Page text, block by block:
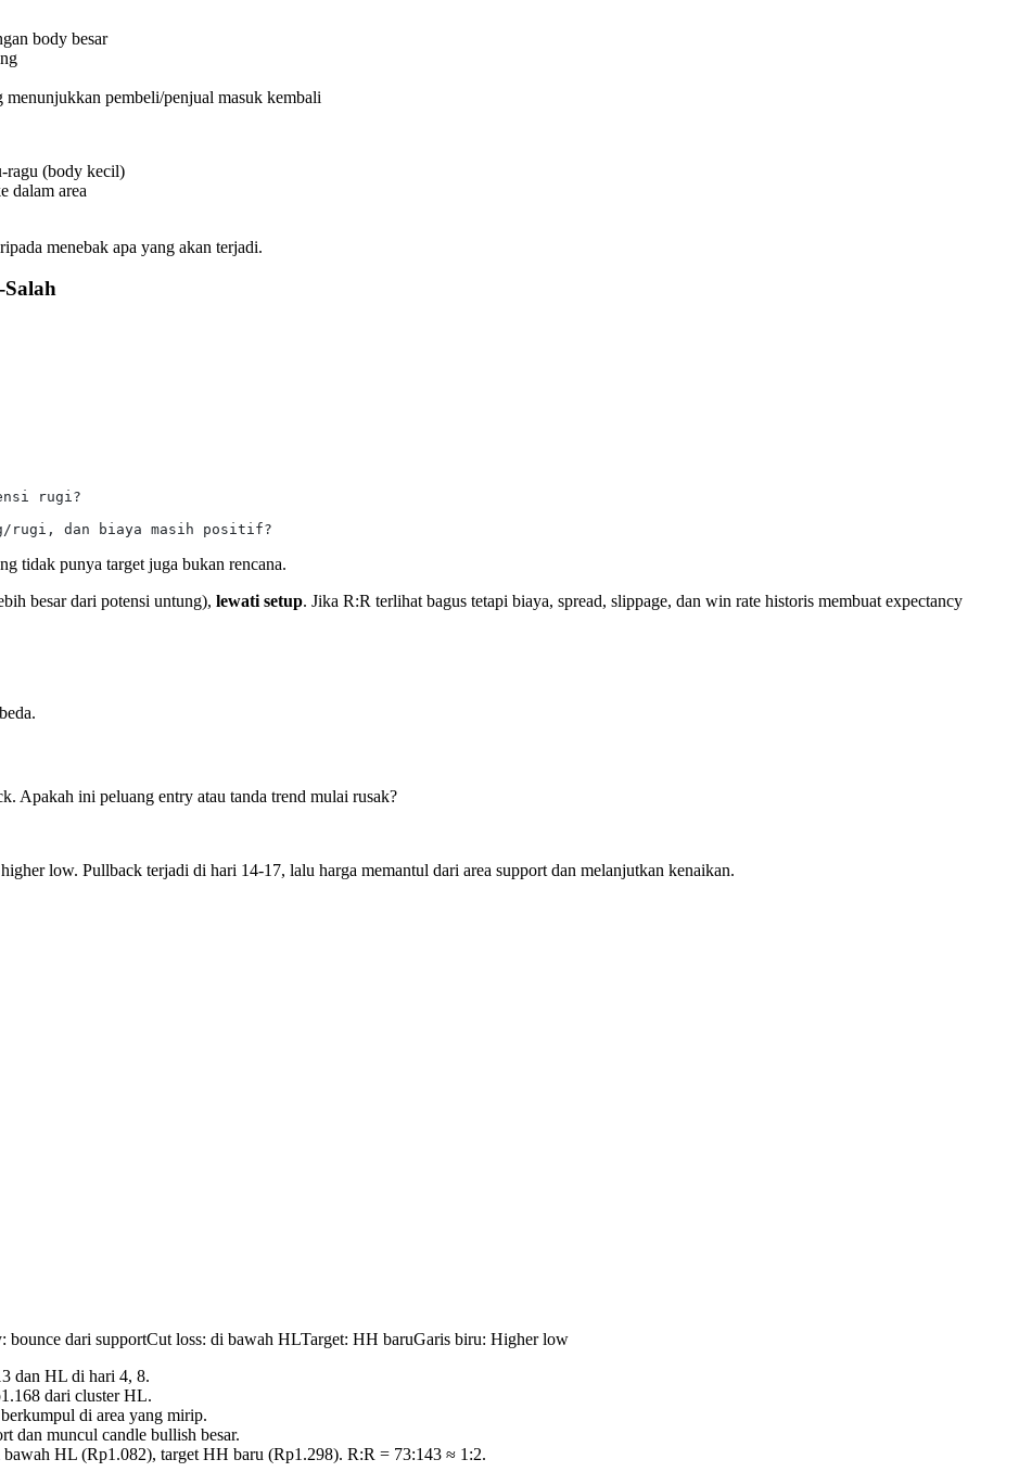
body besar
menunjukkan pembeli/penjual masuk kembali
ragu (body kecil)
dalam area
menebak apa yang akan terjadi.
rugi?
rugi, dan biaya masih positif?
tidak punya target juga bukan rencana.
besar dari potensi untung), lewati setup. Jika R:R terlihat bagus tetapi biaya, spread, slippage, dan win rate historis membuat expectancy
Apakah ini peluang entry atau tanda trend mulai rusak?
low. Pullback terjadi di hari 14-17, lalu harga memantul dari area support dan melanjutkan kenaikan.
bounce dari supportCut loss: di bawah HLTarget: HH baruGaris biru: Higher low
dan HL di hari 4, 8.
dari cluster HL.
di area yang mirip.
dan muncul candle bullish besar.
HL (Rp1.082), target HH baru (Rp1.298). R:R = 73:143 ≈ 1:2.